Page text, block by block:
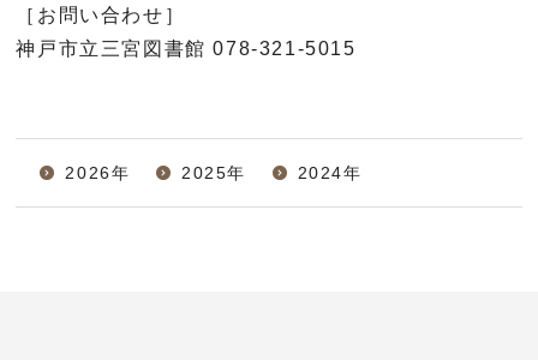
［お問い合わせ］
神戸市立三宮図書館 078-321-5015
2026年 2025年 2024年